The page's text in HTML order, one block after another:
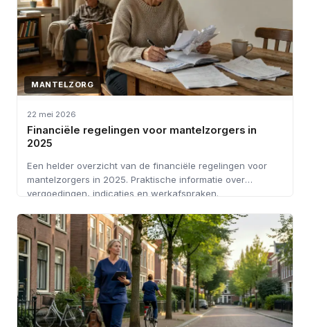
MANTELZORG
22 mei 2026
Financiële regelingen voor mantelzorgers in
2025
Een helder overzicht van de financiële regelingen voor
mantelzorgers in 2025. Praktische informatie over
vergoedingen, indicaties en werkafspraken.